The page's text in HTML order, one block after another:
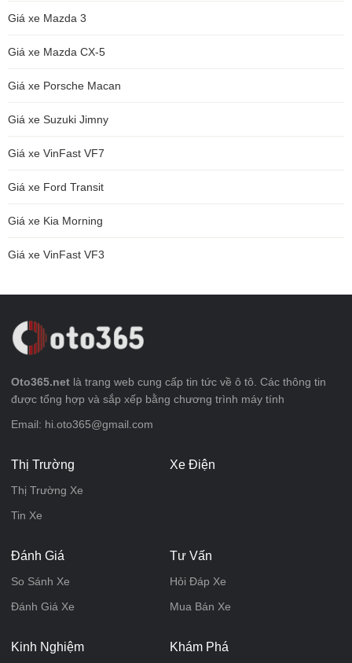
Giá xe Mazda 3
Giá xe Mazda CX-5
Giá xe Porsche Macan
Giá xe Suzuki Jimny
Giá xe VinFast VF7
Giá xe Ford Transit
Giá xe Kia Morning
Giá xe VinFast VF3
Oto365.net là trang web cung cấp tin tức về ô tô. Các thông tin
được tổng hợp và sắp xếp bằng chương trình máy tính
Email: hi.oto365@gmail.com
Thị Trường
Thị Trường Xe
Tin Xe
Xe Điện
Đánh Giá
So Sánh Xe
Đánh Giá Xe
Tư Vấn
Hỏi Đáp Xe
Mua Bán Xe
Kinh Nghiệm Khám Phá